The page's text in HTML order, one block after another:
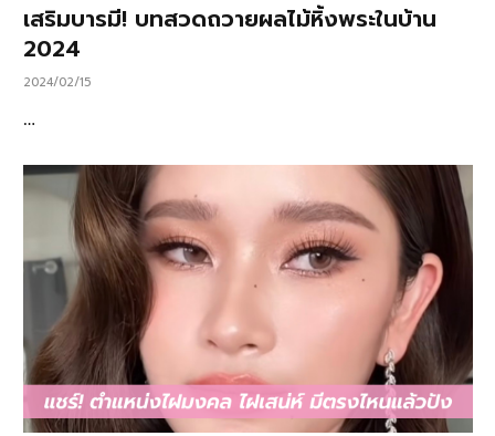
เสริมบารมี! บทสวดถวายผลไม้หิ้งพระในบ้าน
2024
2024/02/15
…